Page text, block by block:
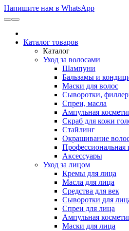
Напишите нам в WhatsApp
Каталог товаров
Каталог
Уход за волосами
Шампуни
Бальзамы и
Маски для волос
Сыворотки,
Спреи, масла
Ампульная
Скраб для кожи
Стайлинг
Окрашивание
Профессиональная
Аксессуары
Уход за лицом
Кремы для лица
Масла для лица
Средства для век
Сыворотки для
Спреи для лица
Ампульная
Маски для лица